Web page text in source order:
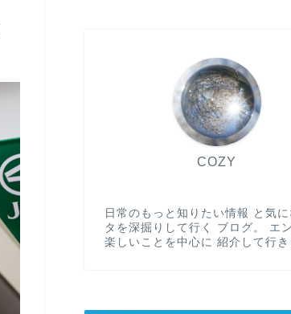
COZY
日常のもっと知りたい情報 と気に
タを深掘りして行く ブログ。 エ
楽しいことを中心に 紹介して行き